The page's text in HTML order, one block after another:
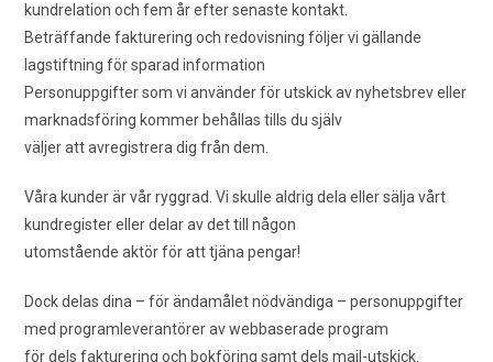
kundrelation och fem år efter senaste kontakt.
Beträffande fakturering och redovisning följer vi gällande
lagstiftning för sparad information
Personuppgifter som vi använder för utskick av nyhetsbrev eller
marknadsföring kommer behållas tills du själv
väljer att avregistrera dig från dem.
Våra kunder är vår ryggrad. Vi skulle aldrig dela eller sälja vårt
kundregister eller delar av det till någon
utomstående aktör för att tjäna pengar!
Dock delas dina – för ändamålet nödvändiga – personuppgifter
med programleverantörer av webbaserade program
för dels fakturering och bokföring samt dels mail-utskick.